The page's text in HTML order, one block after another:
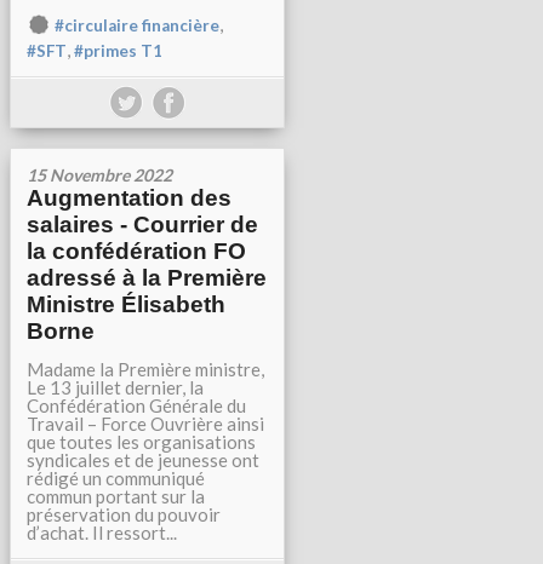
#circulaire financière,
#SFT,#primes T1
15 Novembre 2022
Augmentation des
salaires - Courrier de
la confédération FO
adressé à la Première
Ministre Élisabeth
Borne
Madame la Première ministre,
Le 13 juillet dernier, la
Confédération Générale du
Travail – Force Ouvrière ainsi
que toutes les organisations
syndicales et de jeunesse ont
rédigé un communiqué
commun portant sur la
préservation du pouvoir
d’achat. Il ressort...